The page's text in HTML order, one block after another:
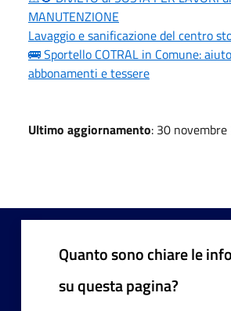
MANUTENZIONE
Lavaggio e sanificazione del centro
🚌 Sportello COTRAL in Comune:
abbonamenti e tessere
Ultimo aggiornamento: 30
Quanto sono chiare le
su questa pagina?